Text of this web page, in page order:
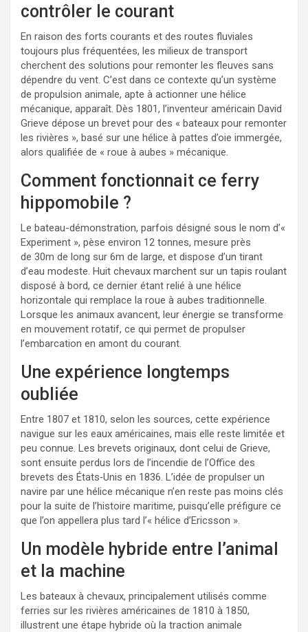
contrôler le courant
En raison des forts courants et des routes fluviales
toujours plus fréquentées, les milieux de transport
cherchent des solutions pour remonter les fleuves sans
dépendre du vent. C’est dans ce contexte qu’un système
de propulsion animale, apte à actionner une hélice
mécanique, apparaît. Dès 1801, l’inventeur américain David
Grieve dépose un brevet pour des « bateaux pour remonter
les rivières », basé sur une hélice à pattes d’oie immergée,
alors qualifiée de « roue à aubes » mécanique.
Comment fonctionnait ce ferry
hippomobile ?
Le bateau-démonstration, parfois désigné sous le nom d’«
Experiment », pèse environ 12 tonnes, mesure près
de 30m de long sur 6m de large, et dispose d’un tirant
d’eau modeste. Huit chevaux marchent sur un tapis roulant
disposé à bord, ce dernier étant relié à une hélice
horizontale qui remplace la roue à aubes traditionnelle.
Lorsque les animaux avancent, leur énergie se transforme
en mouvement rotatif, ce qui permet de propulser
l’embarcation en amont du courant.
Une expérience longtemps
oubliée
Entre 1807 et 1810, selon les sources, cette expérience
navigue sur les eaux américaines, mais elle reste limitée et
peu connue. Les brevets originaux, dont celui de Grieve,
sont ensuite perdus lors de l’incendie de l’Office des
brevets des États‑Unis en 1836. L’idée de propulser un
navire par une hélice mécanique n’en reste pas moins clés
pour la suite de l’histoire maritime, puisqu’elle préfigure ce
que l’on appellera plus tard l’« hélice d’Ericsson ».
Un modèle hybride entre l’animal
et la machine
Les bateaux à chevaux, principalement utilisés comme
ferries sur les rivières américaines de 1810 à 1850,
illustrent une étape hybride où la traction animale